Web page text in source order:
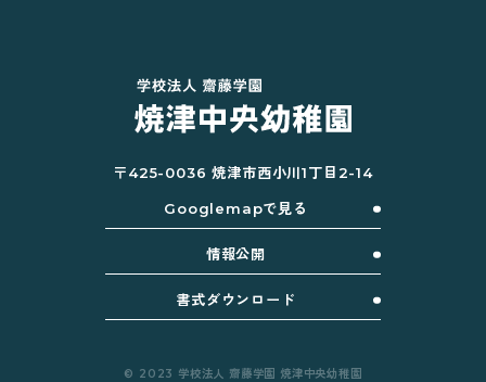
〒425-0036 焼津市西小川1丁目2-14
Googlemapで見る
情報公開
書式ダウンロード
© 2023 学校法人 齋藤学園 焼津中央幼稚園